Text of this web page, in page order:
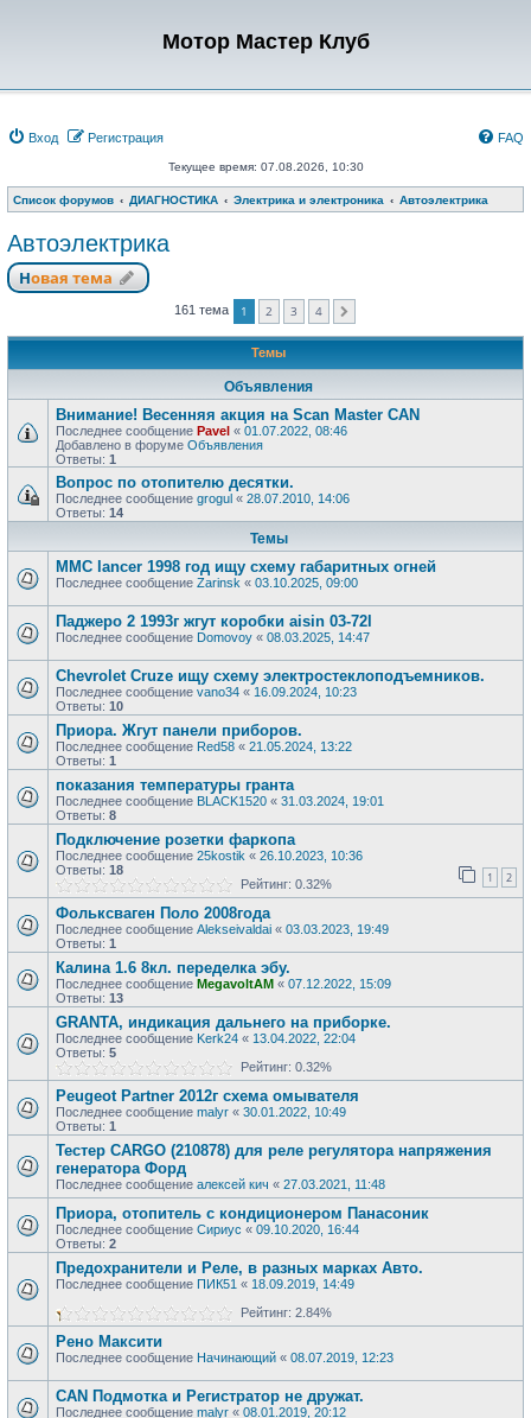
Мотор Мастер Клуб
Вход Регистрация FAQ
Текущее время: 07.08.2026, 10:30
Список форумов ДИАГНОСТИКА Электрика и электроника Автоэлектрика
Автоэлектрика
Новая тема
161 тема 1 2 3 4
Темы
Объявления
Внимание! Весенняя акция на Scan Master CAN
Последнее сообщение Pavel « 01.07.2022, 08:46
Добавлено в форуме Объявления
Ответы: 1
Вопрос по отопителю десятки.
Последнее сообщение grogul « 28.07.2010, 14:06
Ответы: 14
Темы
MMC lancer 1998 год ищу схему габаритных огней
Последнее сообщение Zarinsk « 03.10.2025, 09:00
Паджеро 2 1993г жгут коробки aisin 03-72l
Последнее сообщение Domovoy « 08.03.2025, 14:47
Chevrolet Cruze ищу схему электростеклоподъемников.
Последнее сообщение vano34 « 16.09.2024, 10:23
Ответы: 10
Приора. Жгут панели приборов.
Последнее сообщение Red58 « 21.05.2024, 13:22
Ответы: 1
показания температуры гранта
Последнее сообщение BLACK1520 « 31.03.2024, 19:01
Ответы: 8
Подключение розетки фаркопа
Последнее сообщение 25kostik « 26.10.2023, 10:36
Ответы: 18 1 2
Рейтинг: 0.32%
Фольксваген Поло 2008года
Последнее сообщение Alekseivaldai « 03.03.2023, 19:49
Ответы: 1
Калина 1.6 8кл. переделка эбу.
Последнее сообщение MegavoltAM « 07.12.2022, 15:09
Ответы: 13
GRANTA, индикация дальнего на приборке.
Последнее сообщение Kerk24 « 13.04.2022, 22:04
Ответы: 5
Рейтинг: 0.32%
Peugeot Partner 2012г схема омывателя
Последнее сообщение malyr « 30.01.2022, 10:49
Ответы: 1
Тестер CARGO (210878) для реле регулятора напряжения
генератора Форд
Последнее сообщение алексей кич « 27.03.2021, 11:48
Приора, отопитель с кондиционером Панасоник
Последнее сообщение Сириус « 09.10.2020, 16:44
Ответы: 2
Предохранители и Реле, в разных марках Авто.
Последнее сообщение ПИК51 « 18.09.2019, 14:49
Рейтинг: 2.84%
Рено Максити
Последнее сообщение Начинающий « 08.07.2019, 12:23
CAN Подмотка и Регистратор не дружат.
Последнее сообщение malyr « 08.01.2019, 20:12